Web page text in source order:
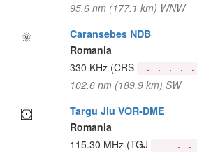
95.6 nm (177.1 km) WNW
Caransebes NDB
Romania
330 KHz (CRS -.-. .-.
102.6 nm (189.9 km) SW
Targu Jiu VOR-DME
Romania
115.30 MHz (TGJ - --.